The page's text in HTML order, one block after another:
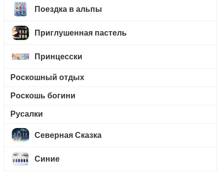
Поездка в альпы
Приглушенная пастель
Принцесски
Роскошный отдых
Роскошь богини
Русалки
Северная Сказка
Синие